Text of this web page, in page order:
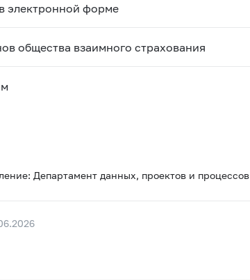
электронной форме
общества взаимного страхования
Департамент данных, проектов и процессов